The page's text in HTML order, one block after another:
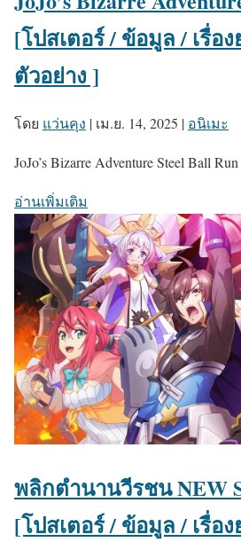
[โปสเตอร์ / ข้อมูล / เรื่อ
ตัวอย่าง ]
โดย แว่นคุง | เม.ย. 14, 2025 | อนิเมะ
JoJo’s Bizarre Adventure Steel Ball Run
อ่านเพิ่มเติม
พลิกตำนานวีรชน NEW
[โปสเตอร์ / ข้อมูล / เรื่อ